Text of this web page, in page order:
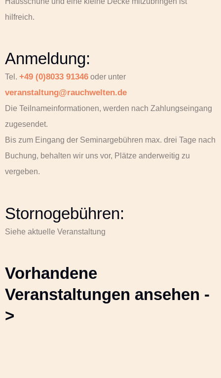
hilfreich.
Anmeldung:
Tel. +49 (0)8033 91346 oder unter
veranstaltung@rauchwelten.de
Die Teilnameinformationen, werden nach Zahlungseingang
zugesendet.
Bis zum Eingang der Seminargebühren max. drei Tage nach
Buchung, behalten wir uns vor, Plätze anderweitig zu
vergeben.
Stornogebühren:
Siehe aktuelle Veranstaltung
Vorhandene
Veranstaltungen ansehen -
>